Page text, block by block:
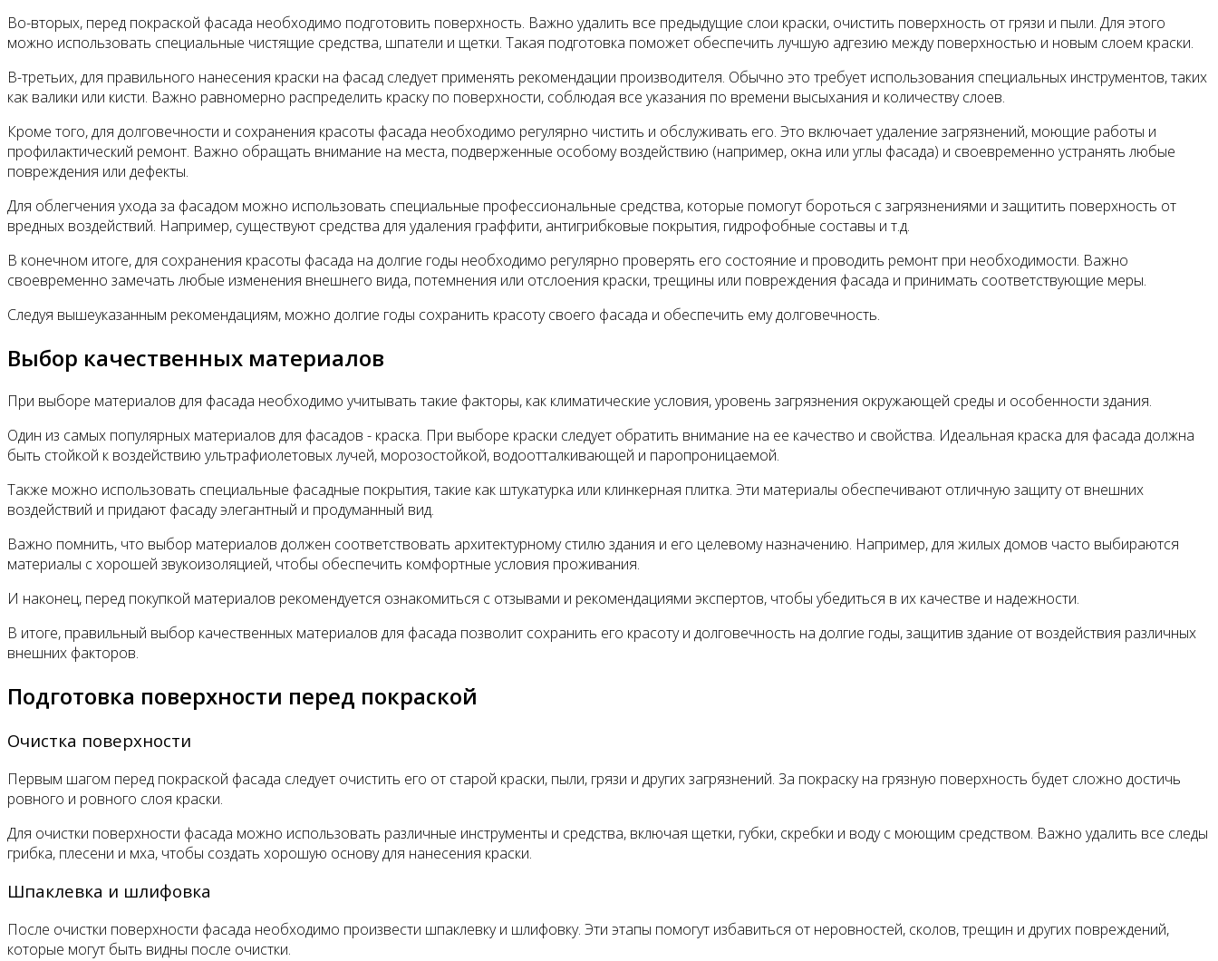
Во-вторых, перед покраской фасада необходимо подготовить поверхность. Важно удалить все предыдущие слои краски, очистить поверхность от грязи и пыли. Для этого
можно использовать специальные чистящие средства, шпатели и щетки. Такая подготовка поможет обеспечить лучшую адгезию между поверхностью и новым слоем краски.
В-третьих, для правильного нанесения краски на фасад следует применять рекомендации производителя. Обычно это требует использования специальных инструментов, таких
как валики или кисти. Важно равномерно распределить краску по поверхности, соблюдая все указания по времени высыхания и количеству слоев.
Кроме того, для долговечности и сохранения красоты фасада необходимо регулярно чистить и обслуживать его. Это включает удаление загрязнений, моющие работы и
профилактический ремонт. Важно обращать внимание на места, подверженные особому воздействию (например, окна или углы фасада) и своевременно устранять любые
повреждения или дефекты.
Для облегчения ухода за фасадом можно использовать специальные профессиональные средства, которые помогут бороться с загрязнениями и защитить поверхность от
вредных воздействий. Например, существуют средства для удаления граффити, антигрибковые покрытия, гидрофобные составы и т.д.
В конечном итоге, для сохранения красоты фасада на долгие годы необходимо регулярно проверять его состояние и проводить ремонт при необходимости. Важно
своевременно замечать любые изменения внешнего вида, потемнения или отслоения краски, трещины или повреждения фасада и принимать соответствующие меры.
Следуя вышеуказанным рекомендациям, можно долгие годы сохранить красоту своего фасада и обеспечить ему долговечность.
Выбор качественных материалов
При выборе материалов для фасада необходимо учитывать такие факторы, как климатические условия, уровень загрязнения окружающей среды и особенности здания.
Один из самых популярных материалов для фасадов - краска. При выборе краски следует обратить внимание на ее качество и свойства. Идеальная краска для фасада должна
быть стойкой к воздействию ультрафиолетовых лучей, морозостойкой, водоотталкивающей и паропроницаемой.
Также можно использовать специальные фасадные покрытия, такие как штукатурка или клинкерная плитка. Эти материалы обеспечивают отличную защиту от внешних
воздействий и придают фасаду элегантный и продуманный вид.
Важно помнить, что выбор материалов должен соответствовать архитектурному стилю здания и его целевому назначению. Например, для жилых домов часто выбираются
материалы с хорошей звукоизоляцией, чтобы обеспечить комфортные условия проживания.
И наконец, перед покупкой материалов рекомендуется ознакомиться с отзывами и рекомендациями экспертов, чтобы убедиться в их качестве и надежности.
В итоге, правильный выбор качественных материалов для фасада позволит сохранить его красоту и долговечность на долгие годы, защитив здание от воздействия различных
внешних факторов.
Подготовка поверхности перед покраской
Очистка поверхности
Первым шагом перед покраской фасада следует очистить его от старой краски, пыли, грязи и других загрязнений. За покраску на грязную поверхность будет сложно достичь
ровного и ровного слоя краски.
Для очистки поверхности фасада можно использовать различные инструменты и средства, включая щетки, губки, скребки и воду с моющим средством. Важно удалить все следы
грибка, плесени и мха, чтобы создать хорошую основу для нанесения краски.
Шпаклевка и шлифовка
После очистки поверхности фасада необходимо произвести шпаклевку и шлифовку. Эти этапы помогут избавиться от неровностей, сколов, трещин и других повреждений,
которые могут быть видны после очистки.